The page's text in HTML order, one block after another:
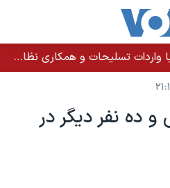
آمریکا افراد و نهادهای مرتبط با واردات تسلیحات و همکاری نظامی کوبا را تحریم کرد
و ده نفر دیگر در